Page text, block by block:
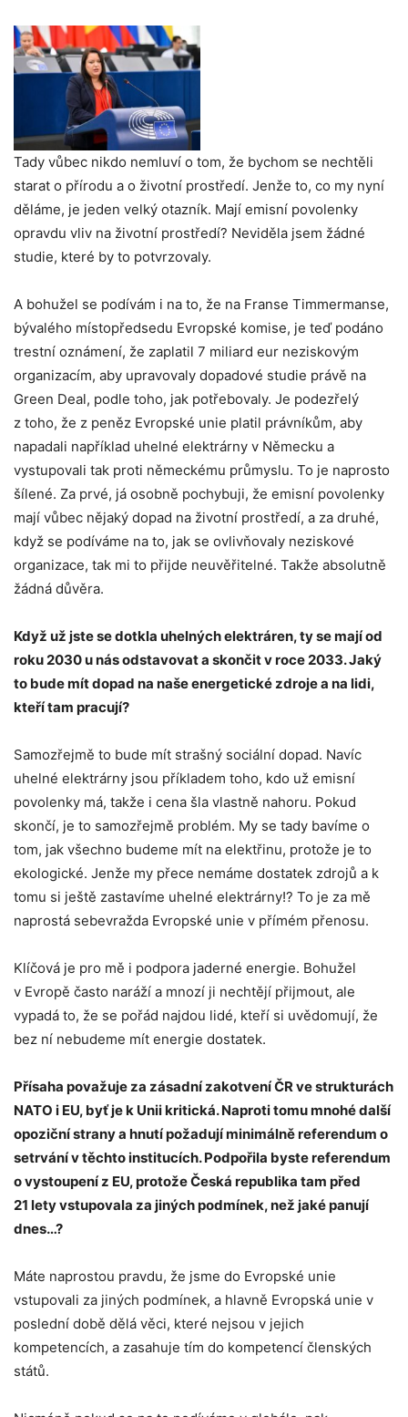
Tady vůbec nikdo nemluví o tom, že bychom se nechtěli
starat o přírodu a o životní prostředí. Jenže to, co my nyní
děláme, je jeden velký otazník. Mají emisní povolenky
opravdu vliv na životní prostředí? Neviděla jsem žádné
studie, které by to potvrzovaly.
A bohužel se podívám i na to, že na Franse Timmermanse,
bývalého místopředsedu Evropské komise, je teď podáno
trestní oznámení, že zaplatil 7 miliard eur neziskovým
organizacím, aby upravovaly dopadové studie právě na
Green Deal, podle toho, jak potřebovaly. Je podezřelý
z toho, že z peněz Evropské unie platil právníkům, aby
napadali například uhelné elektrárny v Německu a
vystupovali tak proti německému průmyslu. To je naprosto
šílené. Za prvé, já osobně pochybuji, že emisní povolenky
mají vůbec nějaký dopad na životní prostředí, a za druhé,
když se podíváme na to, jak se ovlivňovaly neziskové
organizace, tak mi to přijde neuvěřitelné. Takže absolutně
žádná důvěra.
Když už jste se dotkla uhelných elektráren, ty se mají od
roku 2030 u nás odstavovat a skončit v roce 2033. Jaký
to bude mít dopad na naše energetické zdroje a na lidi,
kteří tam pracují?
Samozřejmě to bude mít strašný sociální dopad. Navíc
uhelné elektrárny jsou příkladem toho, kdo už emisní
povolenky má, takže i cena šla vlastně nahoru. Pokud
skončí, je to samozřejmě problém. My se tady bavíme o
tom, jak všechno budeme mít na elektřinu, protože je to
ekologické. Jenže my přece nemáme dostatek zdrojů a k
tomu si ještě zastavíme uhelné elektrárny!? To je za mě
naprostá sebevražda Evropské unie v přímém přenosu.
Klíčová je pro mě i podpora jaderné energie. Bohužel
v Evropě často naráží a mnozí ji nechtějí přijmout, ale
vypadá to, že se pořád najdou lidé, kteří si uvědomují, že
bez ní nebudeme mít energie dostatek.
Přísaha považuje za zásadní zakotvení ČR ve strukturách
NATO i EU, byť je k Unii kritická. Naproti tomu mnohé další
opoziční strany a hnutí požadují minimálně referendum o
setrvání v těchto institucích. Podpořila byste referendum
o vystoupení z EU, protože Česká republika tam před
21 lety vstupovala za jiných podmínek, než jaké panují
dnes…?
Máte naprostou pravdu, že jsme do Evropské unie
vstupovali za jiných podmínek, a hlavně Evropská unie v
poslední době dělá věci, které nejsou v jejich
kompetencích, a zasahuje tím do kompetencí členských
států.